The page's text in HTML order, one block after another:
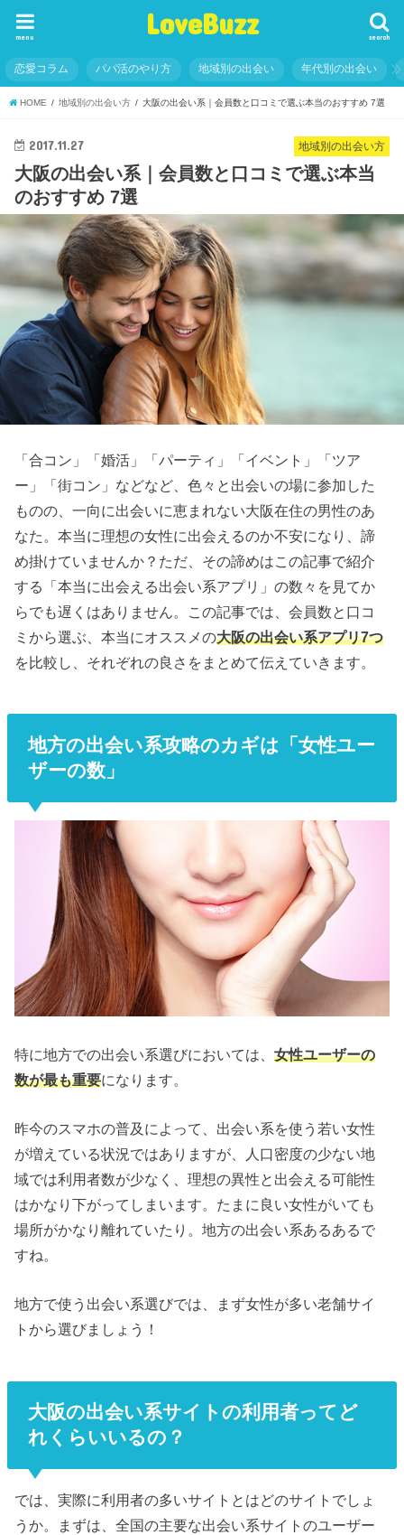
LoveBuzz search
menu
恋愛コラム パパ活のやり方 地域別の出会い 年代別の出会い
HOME 地域別の出会い方 大阪の出会い系｜会員数と口コミで選ぶ本当のおすすめ 7選
地域別の出会い方
2017.11.27
大阪の出会い系｜会員数と口コミで選ぶ本当
のおすすめ 7選
「合コン」「婚活」「パーティ」「イベント」「ツア
ー」「街コン」などなど、色々と出会いの場に参加した
ものの、一向に出会いに恵まれない大阪在住の男性のあ
なた。本当に理想の女性に出会えるのか不安になり、諦
め掛けていませんか？ただ、その諦めはこの記事で紹介
する「本当に出会える出会い系アプリ」の数々を見てか
らでも遅くはありません。この記事では、会員数と口コ
ミから選ぶ、本当にオススメの大阪の出会い系アプリ7つ
を比較し、それぞれの良さをまとめて伝えていきます。
地方の出会い系攻略のカギは「女性ユー
ザーの数」
特に地方での出会い系選びにおいては、女性ユーザーの
数が最も重要になります。
昨今のスマホの普及によって、出会い系を使う若い女性
が増えている状況ではありますが、人口密度の少ない地
域では利用者数が少なく、理想の異性と出会える可能性
はかなり下がってしまいます。たまに良い女性がいても
場所がかなり離れていたり。地方の出会い系あるあるで
すね。
地方で使う出会い系選びでは、まず女性が多い老舗サイ
トから選びましょう！
大阪の出会い系サイトの利用者ってど
れくらいいるの？
では、実際に利用者の多いサイトとはどのサイトでしょ
うか。まずは、全国の主要な出会い系サイトのユーザー